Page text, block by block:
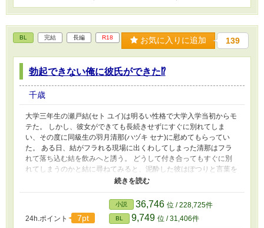
BL 完結 長編 R18 お気に入りに追加 139
勃起できない俺に彼氏ができた⁉
千歳
大学三年生の瀬戸結(セト ユイ)は明るい性格で大学入学当初からモ
テた。 しかし、彼女ができても長続きせずにすぐに別れてしま
い、その度に同級生の羽月清那(ハヅキ セナ)に慰めてもらってい
た。 ある日、結がフラれる現場に出くわしてしまった清那はフラ
れて落ち込む結を飲みへと誘う。 どうして付き合ってもすぐに別
れてしまうのかと結に尋ねてみると、泥酔した彼はぽつりと言葉を
零した。 「……勃起、できないから」 衝撃的なその告白と共に結
払いながら泣き言を零す結を見ながら清那はある一つの案を結に提
示する。 「誰かと付き合っていたいならさ、俺と付き合ってみ
る？」
24h.ポイント 7pt
小説 36,746 位 / 228,725件
BL 9,749 位 / 31,406件